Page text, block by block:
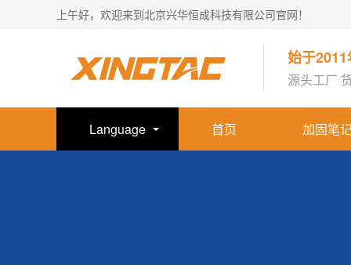
上午好，欢迎来到北京兴华恒成科技有限公司官网！
始于
源头工厂
Language 首页 加固笔